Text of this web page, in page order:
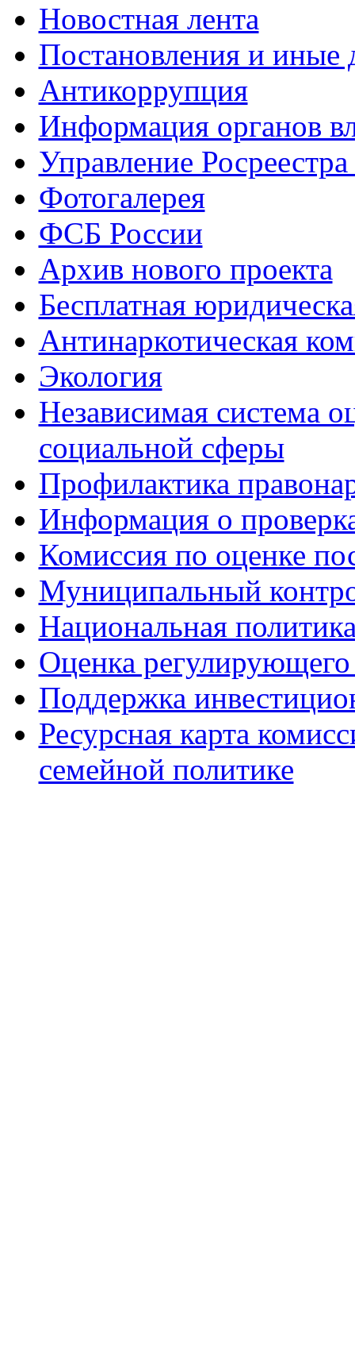
Новостная лента
Постановления и иные
Антикоррупция
Информация органов
Управление
Фотогалерея
ФСБ России
Архив нового проекта
Бесплатная
Антинаркотическая
Экология
Независимая система
социальной сферы
Профилактика
Информация о
Комиссия по оценке
Муниципальный
Национальная
Оценка регулирующего
Поддержка
Ресурсная карта
семейной политике